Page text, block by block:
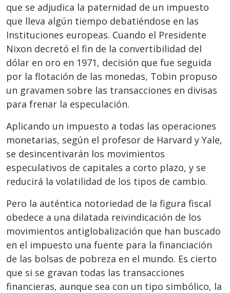
que se adjudica la paternidad de un impuesto
que lleva algún tiempo debatiéndose en las
Instituciones europeas. Cuando el Presidente
Nixon decretó el fin de la convertibilidad del
dólar en oro en 1971, decisión que fue seguida
por la flotación de las monedas, Tobin propuso
un gravamen sobre las transacciones en divisas
para frenar la especulación.
Aplicando un impuesto a todas las operaciones
monetarias, según el profesor de Harvard y Yale,
se desincentivarán los movimientos
especulativos de capitales a corto plazo, y se
reducirá la volatilidad de los tipos de cambio.
Pero la auténtica notoriedad de la figura fiscal
obedece a una dilatada reivindicación de los
movimientos antiglobalización que han buscado
en el impuesto una fuente para la financiación
de las bolsas de pobreza en el mundo. Es cierto
que si se gravan todas las transacciones
financieras, aunque sea con un tipo simbólico, la